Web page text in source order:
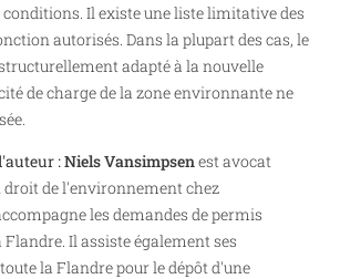
conditions. Il existe une liste limitative des
autorisés. Dans la plupart des cas, le
adapté à la nouvelle
de charge de la zone environnante ne
:Niels Vansimpsenest avocat
droit de l'environnement chez
les demandes de permis
Il assiste également ses
la Flandre pour le dépôt d'une